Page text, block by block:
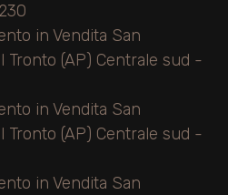
in Vendita San
Tronto (AP) Centrale sud -
in Vendita San
Tronto (AP) Centrale sud -
in Vendita San